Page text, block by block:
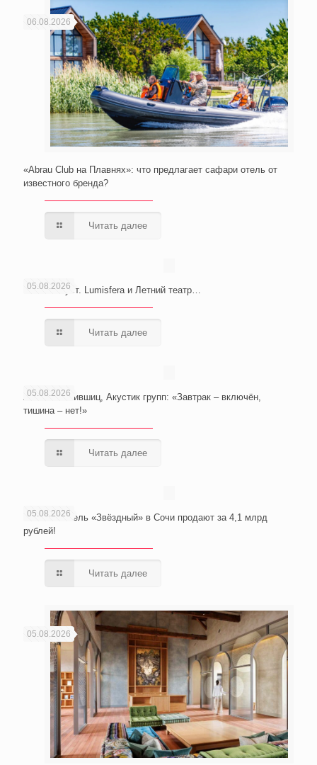
06.08.2026
«Abrau Club на Плавнях»: что предлагает сафари отель от
известного бренда?
Читать далее
05.08.2026
Сочи. Август. Lumisfera и Летний театр…
Читать далее
05.08.2026
Анатолий Лившиц, Акустик групп: «Завтрак – включён,
тишина – нет!»
Читать далее
05.08.2026
Wellness-отель «Звёздный» в Сочи продают за 4,1 млрд
рублей!
Читать далее
05.08.2026